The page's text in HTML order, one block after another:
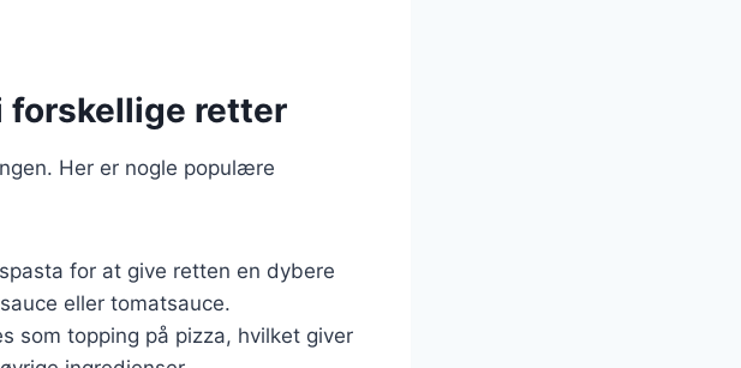
forskellige retter
Her er nogle populære
for at give retten en dybere
eller tomatsauce.
som topping på pizza, hvilket giver